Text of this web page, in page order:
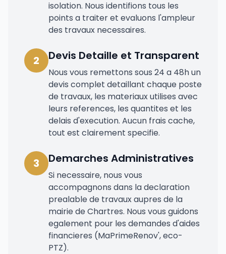
isolation. Nous identifions tous les
points a traiter et evaluons l'ampleur
des travaux necessaires.
2 Devis Detaille et Transparent
Nous vous remettons sous 24 a 48h un
devis complet detaillant chaque poste
de travaux, les materiaux utilises avec
leurs references, les quantites et les
delais d'execution. Aucun frais cache,
tout est clairement specifie.
3 Demarches Administratives
Si necessaire, nous vous
accompagnons dans la declaration
prealable de travaux aupres de la
mairie de Chartres. Nous vous guidons
egalement pour les demandes d'aides
financieres (MaPrimeRenov', eco-
PTZ).